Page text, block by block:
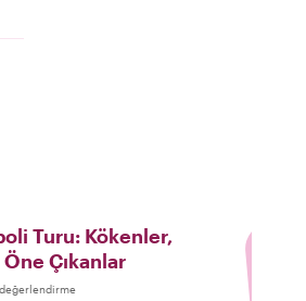
Turu: Kökenler,
Çıkanlar